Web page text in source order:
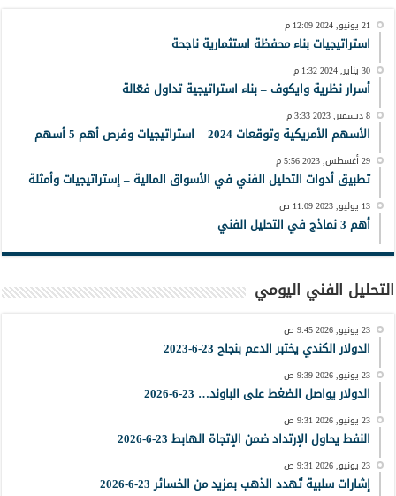
21 يونيو, 2024 12:09 م
استراتيجيات بناء محفظة استثمارية ناجحة
30 يناير, 2024 1:32 م
أسرار نظرية وايكوف – بناء استراتيجية تداول فعّالة
8 ديسمبر, 2023 3:33 م
الأسهم الأمريكية وتوقعات 2024 – استراتيجيات وفرص أهم 5 أسهم
29 أغسطس, 2023 5:56 م
تطبيق أدوات التحليل الفني في الأسواق المالية – إستراتيجيات وأمثلة
13 يوليو, 2023 11:09 ص
أهم 3 نماذج في التحليل الفني
التحليل الفني اليومي
23 يونيو, 2026 9:45 ص
الدولار الكندي يختبر الدعم بنجاح 23-6-2023
23 يونيو, 2026 9:39 ص
الدولار يواصل الضغط على الباوند… 23-6-2026
23 يونيو, 2026 9:31 ص
النفط يحاول الإرتداد ضمن الإتجاة الهابط 23-6-2026
23 يونيو, 2026 9:31 ص
إشارات سلبية تُهدد الذهب بمزيد من الخسائر 23-6-2026